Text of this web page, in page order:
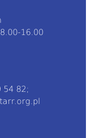
16.00
54 82;